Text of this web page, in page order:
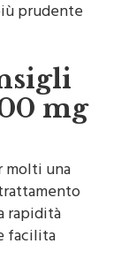
prudente
mg
molti una
rapidità
facilita